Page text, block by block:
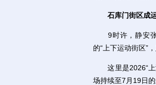
石库门街区成
9时许，静安张
的“上下运动街区”
这里是2026“上
场持续至7月19日